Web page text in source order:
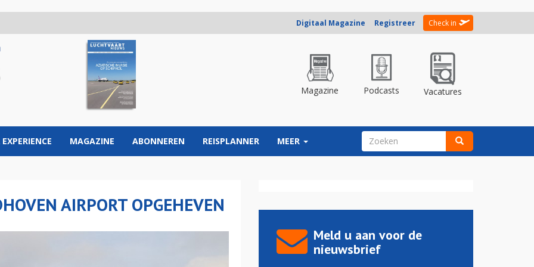
Digitaal Magazine Registreer Check in
Magazine Podcasts Vacatures
EXPERIENCE MAGAZINE ABONNEREN REISPLANNER MEER ZOEKVELD
AIRPORT OPGEHEVEN
Meld u aan voor de
nieuwsbrief